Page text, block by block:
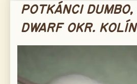
POTKÁNCI DUMBO,
DWARF OKR. KOLÍN